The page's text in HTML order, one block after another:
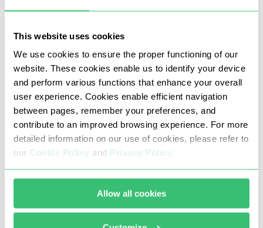
This website uses cookies
We use cookies to ensure the proper functioning of our
website. These cookies enable us to identify your device
and perform various functions that enhance your overall
user experience. Cookies enable efficient navigation
between pages, remember your preferences, and
contribute to an improved browsing experience. For more
detailed information on our use of cookies, please refer to
our Cookie Policy and Privacy Policy.
Allow all cookies
मल्टी-थ्रेडेड पार्सिंग और चीटिंग;
टिप्पणी करना और स्वतः पूर्ण करना